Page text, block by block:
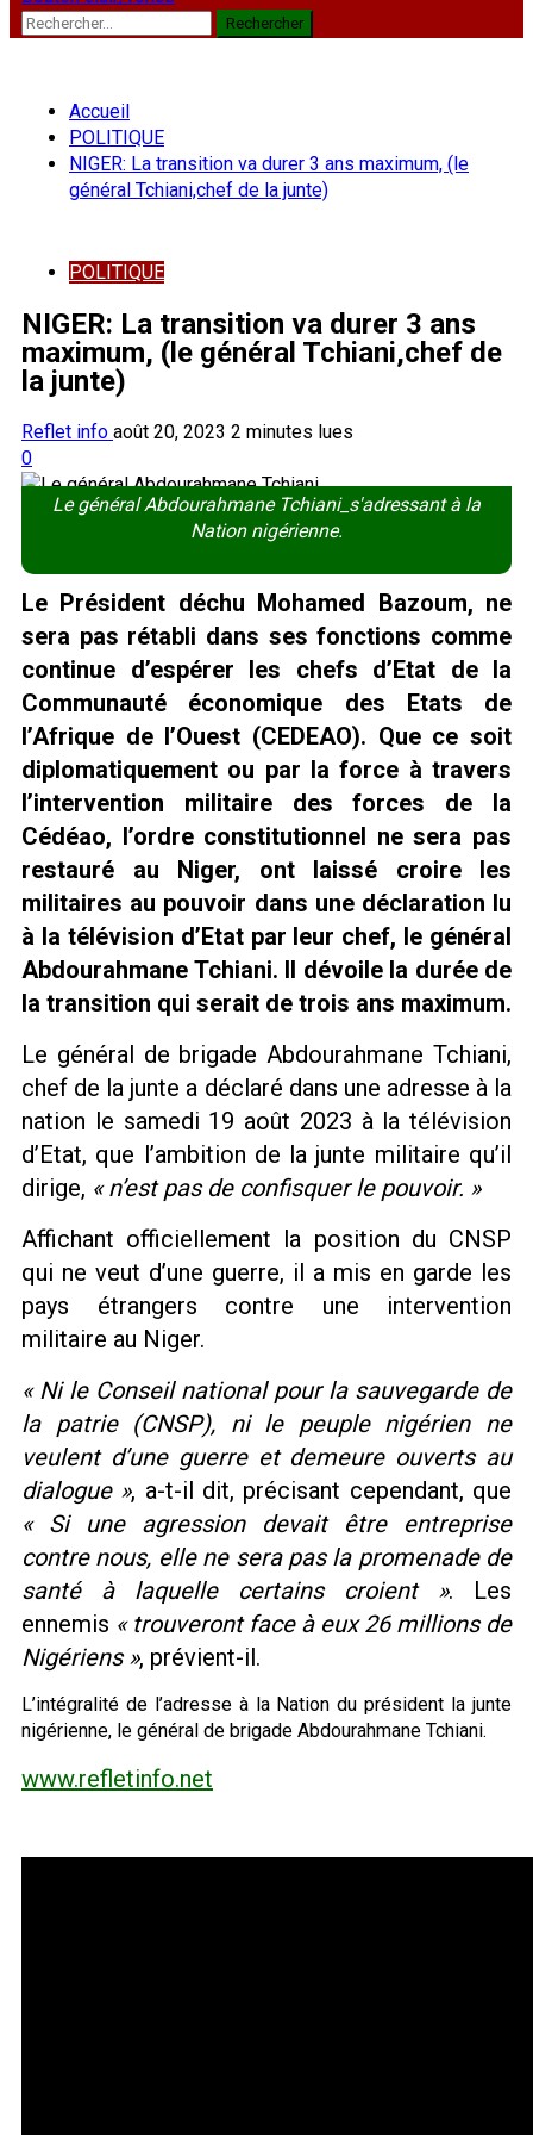
Rechercher :
Accueil
POLITIQUE
NIGER: La transition va durer 3 ans maximum, (le
général Tchiani,chef de la junte)
POLITIQUE
NIGER: La transition va durer 3 ans
maximum, (le général Tchiani,chef de
la junte)
Reflet info août 20, 2023 2 minutes lues
0
Le général Abdourahmane Tchiani_s'adressant à la
Nation nigérienne.
Le Président déchu Mohamed Bazoum, ne
sera pas rétabli dans ses fonctions comme
continue d’espérer les chefs d’Etat de la
Communauté économique des Etats de
l’Afrique de l’Ouest (CEDEAO). Que ce soit
diplomatiquement ou par la force à travers
l’intervention militaire des forces de la
Cédéao, l’ordre constitutionnel ne sera pas
restauré au Niger, ont laissé croire les
militaires au pouvoir dans une déclaration lu
à la télévision d’Etat par leur chef, le général
Abdourahmane Tchiani. Il dévoile la durée de
la transition qui serait de trois ans maximum.
Le général de brigade Abdourahmane Tchiani,
chef de la junte a déclaré dans une adresse à la
nation le samedi 19 août 2023 à la télévision
d’Etat, que l’ambition de la junte militaire qu’il
dirige, « n’est pas de confisquer le pouvoir. »
Affichant officiellement la position du CNSP
qui ne veut d’une guerre, il a mis en garde les
pays étrangers contre une intervention
militaire au Niger.
« Ni le Conseil national pour la sauvegarde de
la patrie (CNSP), ni le peuple nigérien ne
veulent d’une guerre et demeure ouverts au
dialogue », a-t-il dit, précisant cependant, que
« Si une agression devait être entreprise
contre nous, elle ne sera pas la promenade de
santé à laquelle certains croient ». Les
ennemis « trouveront face à eux 26 millions de
Nigériens », prévient-il.
L’intégralité de l’adresse à la Nation du président la junte
nigérienne, le général de brigade Abdourahmane Tchiani.
www.refletinfo.net